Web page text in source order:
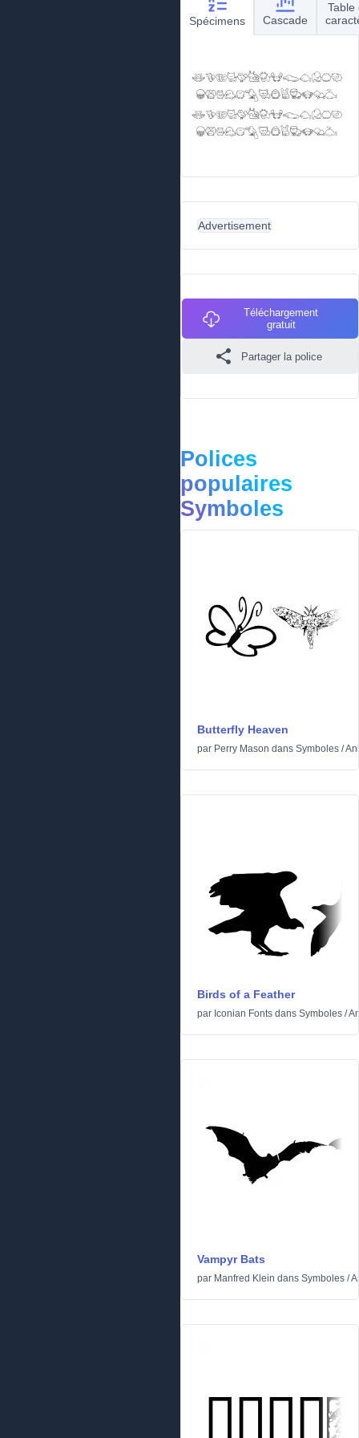
Spécimens Cascade
Table
Advertisement
Téléchargement
gratuit
Partager la police
Polices
populaires
Symboles
Butterfly Heaven
par Perry Mason dans Symboles /
Birds of a Feather
par Iconian Fonts dans Symboles /
Vampyr Bats
par Manfred Klein dans Symboles /